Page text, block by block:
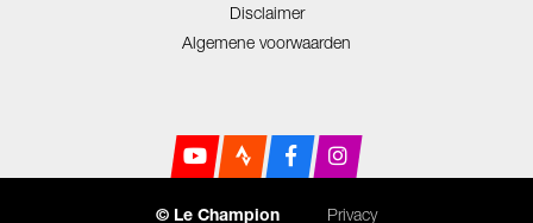
Disclaimer
Algemene voorwaarden
© Le Champion Privacy